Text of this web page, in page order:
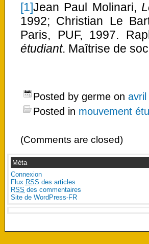
[1]Jean Paul Molinari,
1992; Christian Le
Paris, PUF, 1997.
étudiant. Maîtrise de
Posted by germe on
Posted in mouvement
(Comments are closed)
Méta
Connexion
Flux RSS des articles
RSS des commentaires
Site de WordPress-FR